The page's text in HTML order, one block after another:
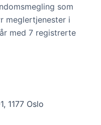
som
meglertjenester i
med 7 registrerte
1177 Oslo